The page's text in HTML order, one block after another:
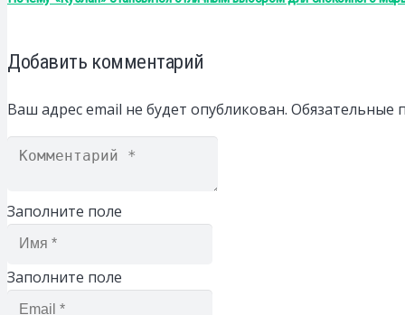
Добавить комментарий
Ваш адрес email не будет опубликован. Обязательные
Заполните поле
Заполните поле